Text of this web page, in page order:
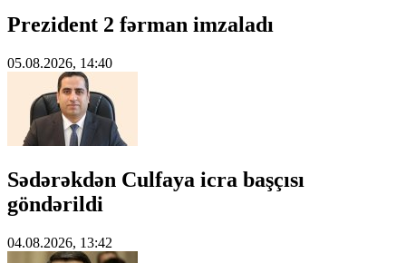
Prezident 2 fərman imzaladı
05.08.2026, 14:40
Sədərəkdən Culfaya icra başçısı
göndərildi
04.08.2026, 13:42